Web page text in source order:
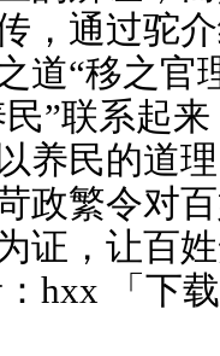
，通过驼
道“移之官
”联系起
养民的道
政繁令对
证，让百
hxx 「下